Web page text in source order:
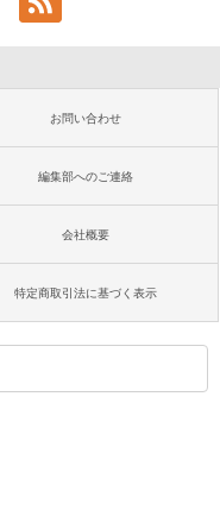
お問い合わせ
編集部へのご連絡
会社概要
特定商取引法に基づく表示